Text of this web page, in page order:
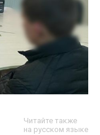
Читайте также
на русском языке